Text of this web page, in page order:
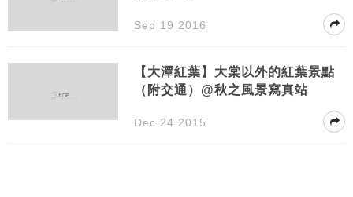
Sep 19 2016
【大潭紅葉】大棠以外的紅葉景點
（附交通）@秋之風景寫真站
Dec 24 2015